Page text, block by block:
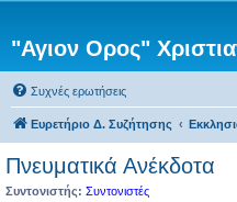
"Αγιον Ορος"
Συχνές ερωτήσεις
Ευρετήριο Δ. Συζήτησης
Πνευματικά Ανέκδοτα
Συντονιστής: Συντονιστές